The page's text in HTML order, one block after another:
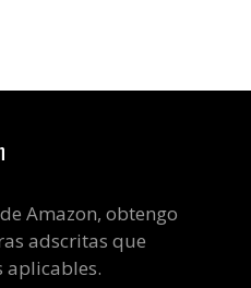
Amazon, obtengo
adscritas que
aplicables.